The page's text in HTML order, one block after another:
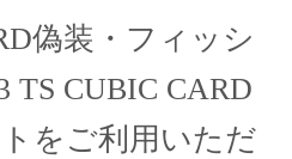
偽装・フィッシ
TS CUBIC CARD
をご利用いただ